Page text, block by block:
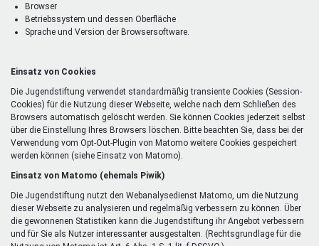
Browser
Betriebssystem und dessen Oberfläche
Sprache und Version der Browsersoftware.
Einsatz von Cookies
Die Jugendstiftung verwendet standardmäßig transiente Cookies (Session-
Cookies) für die Nutzung dieser Webseite, welche nach dem Schließen des
Browsers automatisch gelöscht werden. Sie können Cookies jederzeit selbst
über die Einstellung Ihres Browsers löschen. Bitte beachten Sie, dass bei der
Verwendung vom Opt-Out-Plugin von Matomo weitere Cookies gespeichert
werden können (siehe Einsatz von Matomo).
Einsatz von Matomo (ehemals Piwik)
Die Jugendstiftung nutzt den Webanalysedienst Matomo, um die Nutzung
dieser Webseite zu analysieren und regelmäßig verbessern zu können. Über
die gewonnenen Statistiken kann die Jugendstiftung ihr Angebot verbessern
und für Sie als Nutzer interessanter ausgestalten. (Rechtsgrundlage für die